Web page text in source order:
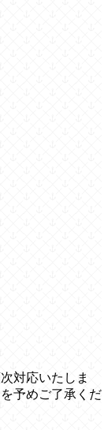
対応いたしま
予めご了承くだ